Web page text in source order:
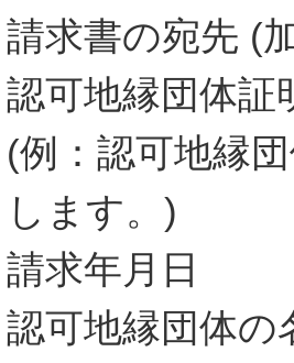
請求書の宛先 (
認可地縁団体証
(例：認可地縁
します。)
請求年月日
認可地縁団体の